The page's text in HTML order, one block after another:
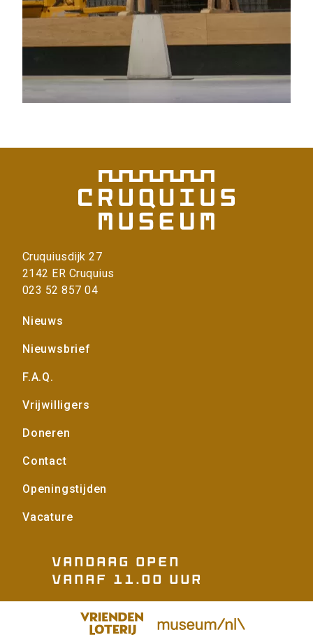
Cruquiusdijk 27
2142 ER Cruquius
023 52 857 04
Voet
Nieuws
Nieuwsbrief
F.A.Q.
Vrijwilligers
Doneren
Contact
Openingstijden
Vacature
Vandaag open
vanaf 11.00 uur